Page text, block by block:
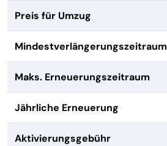
Preis für Umzug
Mindestverlängerungszeitraum
Maks. Erneuerungszeitraum
Jährliche Erneuerung
Aktivierungsgebühr